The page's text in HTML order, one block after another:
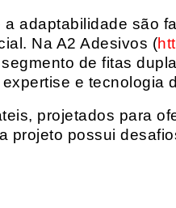
adaptabilidade são
Na A2 Adesivos (
de fitas
e tecnologia
projetados para
projeto possui